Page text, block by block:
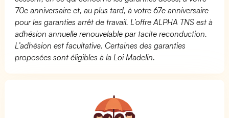
70e anniversaire et, au plus tard, à votre 67e anniversaire
pour les garanties arrêt de travail. L’offre ALPHA TNS est à
adhésion annuelle renouvelable par tacite reconduction.
L’adhésion est facultative. Certaines des garanties
proposées sont éligibles à la Loi Madelin.